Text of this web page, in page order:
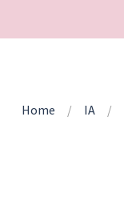
Home / IA /